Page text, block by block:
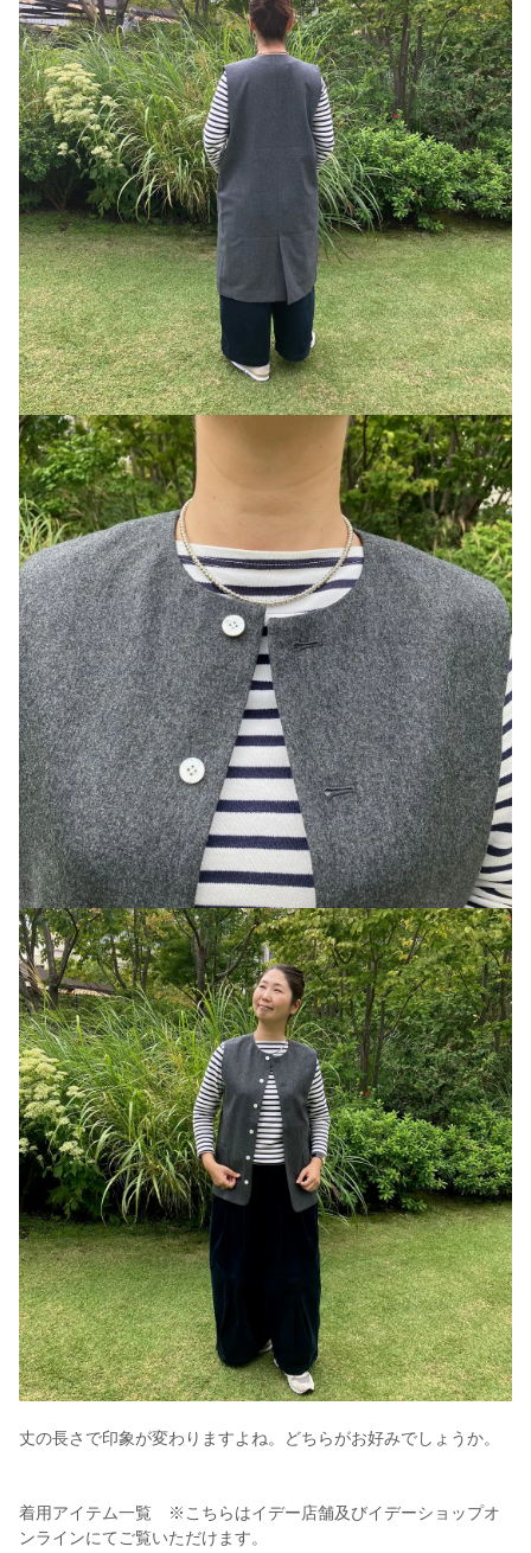
丈の長さで印象が変わりますよね。どちらがお好みでしょうか。
着用アイテム一覧 ※こちらはイデー店舗及びイデーショップオ
ンラインにてご覧いただけます。